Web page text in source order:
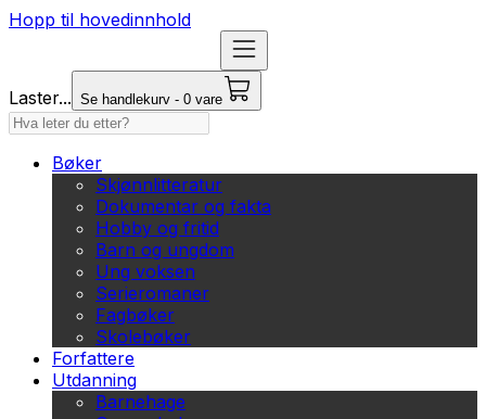
Hopp til hovedinnhold
Laster... Se handlekurv - 0 vare
Bøker
Skjønnlitteratur
Dokumentar og fakta
Hobby og fritid
Barn og ungdom
Ung voksen
Serieromaner
Fagbøker
Skolebøker
Forfattere
Utdanning
Barnehage